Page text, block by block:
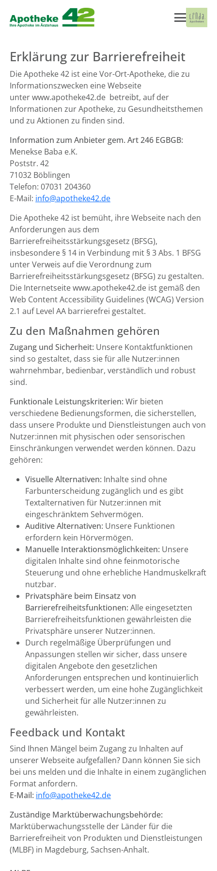
Erklärung zur Barrierefreiheit
Die Apotheke 42 ist eine Vor-Ort-Apotheke, die zu
Informationszwecken eine Webseite
unter www.apotheke42.de betreibt, auf der
Informationen zur Apotheke, zu Gesundheitsthemen
und zu Aktionen zu finden sind.
Information zum Anbieter gem. Art 246 EGBGB:
Menekse Baba e.K.
Poststr. 42
71032 Böblingen
Telefon: 07031 204360
E-Mail: info@apotheke42.de
Die Apotheke 42 ist bemüht, ihre Webseite nach den
Anforderungen aus dem
Barrierefreiheitsstärkungsgesetz (BFSG),
insbesondere § 14 in Verbindung mit § 3 Abs. 1 BFSG
unter Verweis auf die Verordnung zum
Barrierefreiheitsstärkungsgesetz (BFSG) zu gestalten.
Die Internetseite www.apotheke42.de ist gemäß den
Web Content Accessibility Guidelines (WCAG) Version
2.1 auf Level AA barrierefrei gestaltet.
Zu den Maßnahmen gehören
Zugang und Sicherheit: Unsere Kontaktfunktionen
sind so gestaltet, dass sie für alle Nutzer:innen
wahrnehmbar, bedienbar, verständlich und robust
sind.
Funktionale Leistungskriterien: Wir bieten
verschiedene Bedienungsformen, die sicherstellen,
dass unsere Produkte und Dienstleistungen auch von
Nutzer:innen mit physischen oder sensorischen
Einschränkungen verwendet werden können. Dazu
gehören:
Visuelle Alternativen: Inhalte sind ohne
Farbunterscheidung zugänglich und es gibt
Textalternativen für Nutzer:innen mit
eingeschränktem Sehvermögen.
Auditive Alternativen: Unsere Funktionen
erfordern kein Hörvermögen.
Manuelle Interaktionsmöglichkeiten: Unsere
digitalen Inhalte sind ohne feinmotorische
Steuerung und ohne erhebliche Handmuskelkraft
nutzbar.
Privatsphäre beim Einsatz von
Barrierefreiheitsfunktionen: Alle eingesetzten
Barrierefreiheitsfunktionen gewährleisten die
Privatsphäre unserer Nutzer:innen.
Durch regelmäßige Überprüfungen und
Anpassungen stellen wir sicher, dass unsere
digitalen Angebote den gesetzlichen
Anforderungen entsprechen und kontinuierlich
verbessert werden, um eine hohe Zugänglichkeit
und Sicherheit für alle Nutzer:innen zu
gewährleisten.
Feedback und Kontakt
Sind Ihnen Mängel beim Zugang zu Inhalten auf
unserer Webseite aufgefallen? Dann können Sie sich
bei uns melden und die Inhalte in einem zugänglichen
Format anfordern.
E-Mail: info@apotheke42.de
Zuständige Marktüberwachungsbehörde:
Marktüberwachungsstelle der Länder für die
Barrierefreiheit von Produkten und Dienstleistungen
(MLBF) in Magdeburg, Sachsen-Anhalt.